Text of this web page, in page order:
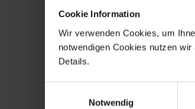
Cookie Information
Wir verwenden Cookies, um
notwendigen Cookies nutzen
Details.
Notwendig